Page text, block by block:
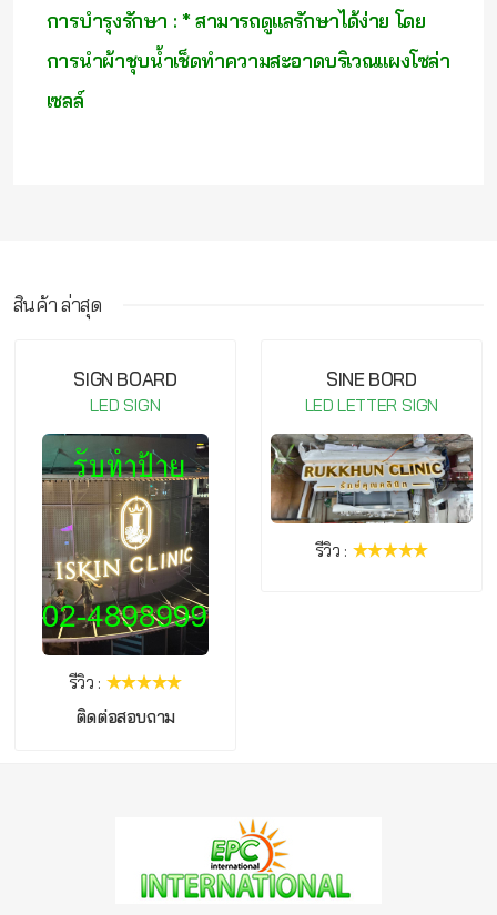
การบำรุงรักษา : * สามารถดูแลรักษาได้ง่าย โดย
การนำผ้าชุบน้ำเช็ดทำความสะอาดบริเวณแผงโซล่า
เซลล์
สินค้า ล่าสุด
SIGN BOARD
LED SIGN
รีวิว :
ติดต่อสอบถาม
SINE BORD
LED LETTER SIGN
รีวิว :